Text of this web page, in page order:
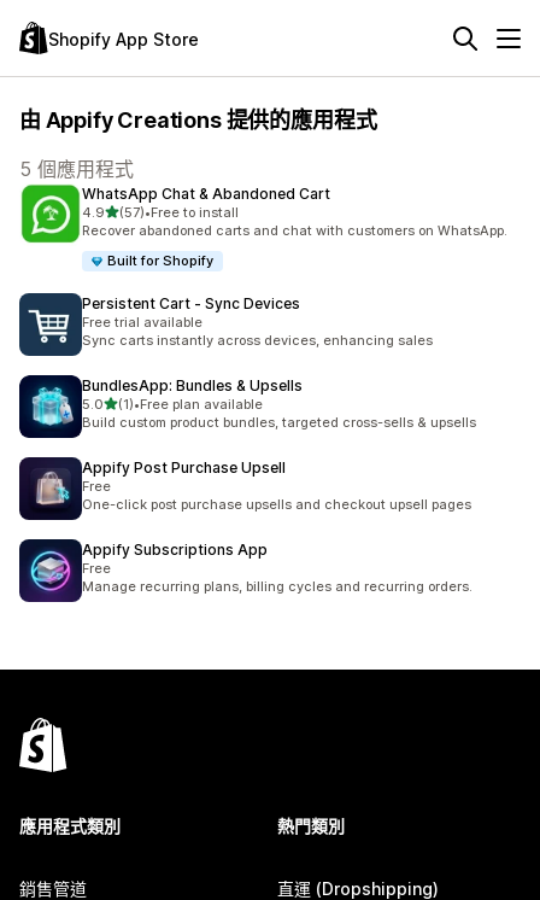
Shopify App Store
由 Appify Creations 提供的應用程式
5 個應用程式
WhatsApp Chat & Abandoned Cart
4.9滿分 5 顆星
(57)
共有 57 則評價
•Free to install
Recover abandoned carts and chat with customers on WhatsApp.
Built for Shopify
Persistent Cart ‑ Sync Devices
Free trial available
Sync carts instantly across devices, enhancing sales
BundlesApp: Bundles & Upsells
5.0滿分 5 顆星
(1)
共有 1 則評價
•Free plan available
Build custom product bundles, targeted cross-sells & upsells
Appify Post Purchase Upsell
Free
One-click post purchase upsells and checkout upsell pages
Appify Subscriptions App
Free
Manage recurring plans, billing cycles and recurring orders.
應用程式類別
銷售管道
熱門類別
直運 (Dropshipping)